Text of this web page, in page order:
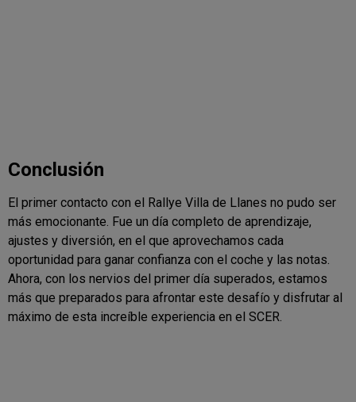
Conclusión
El primer contacto con el Rallye Villa de Llanes no pudo ser
más emocionante. Fue un día completo de aprendizaje,
ajustes y diversión, en el que aprovechamos cada
oportunidad para ganar confianza con el coche y las notas.
Ahora, con los nervios del primer día superados, estamos
más que preparados para afrontar este desafío y disfrutar al
máximo de esta increíble experiencia en el SCER.